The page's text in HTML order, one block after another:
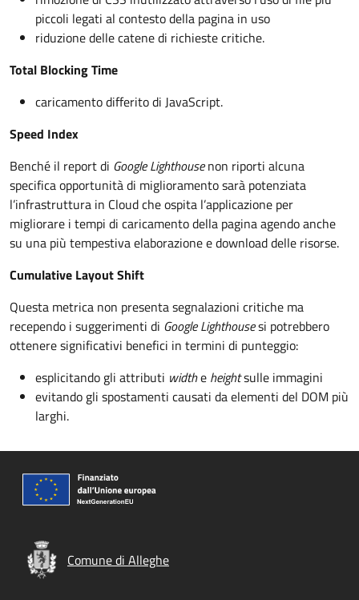
piccoli legati al contesto della pagina in uso
riduzione delle catene di richieste critiche.
Total Blocking Time
caricamento differito di JavaScript.
Speed Index
Benché il report di Google Lighthousenon riporti alcuna
specifica opportunità di miglioramento sarà potenziata
l’infrastruttura in Cloud che ospita l’applicazione per
migliorare i tempi di caricamento della pagina agendo anche
su una più tempestiva elaborazione e download delle risorse.
Cumulative Layout Shift
Questa metrica non presenta segnalazioni critiche ma
recependo i suggerimenti di Google Lighthousesi potrebbero
ottenere significativi benefici in termini di punteggio:
esplicitando gli attributi widthe heightsulle immagini
evitando gli spostamenti causati da elementi del DOM più
larghi.
Comune di Alleghe